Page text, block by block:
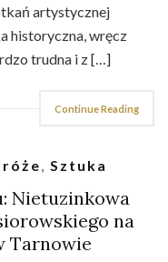
artystycznej
historyczna, wręcz
trudna i z […]
Continue Reading
Sztuka
Nietuzinkowa
na
Tarnowie